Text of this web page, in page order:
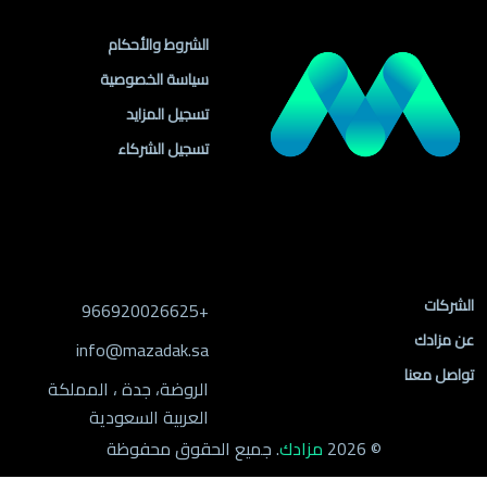
الشروط والأحكام
سياسة الخصوصية
تسجيل المزايد
تسجيل الشركاء
الشركات
عن مزادك
تواصل معنا
+966920026625
info@mazadak.sa
الروضة، جدة ، المملكة
العربية السعودية
© 2026
مزادك. جميع الحقوق محفوظة